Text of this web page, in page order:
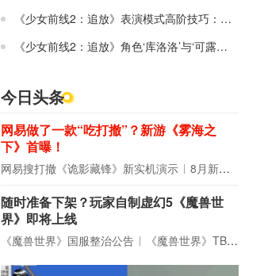
《少女前线2：追放》表演模式高阶技巧：积分提升与奖励获取
《少女前线2：追放》角色‘库洛洛’与‘可露凯’协同作战研究
今日头条
网易做了一款“吃打撤”？新游《雾海之
下》首曝！
网易搜打撤《诡影藏锋》新实机演示 8月新游前瞻：《诡秘之主》领衔
随时准备下架？玩家自制虚幻5《魔兽世
界》即将上线
《魔兽世界》国服整治公告 《魔兽世界》TBC周年大更：双经典团本回归！